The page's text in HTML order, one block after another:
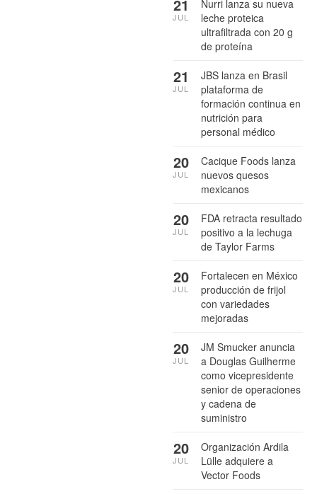
Nurri lanza su nueva
leche proteica
ultrafiltrada con 20 g
de proteína
21
JUL
JBS lanza en Brasil
plataforma de
formación continua en
nutrición para
personal médico
21
JUL
Cacique Foods lanza
nuevos quesos
mexicanos
20
JUL
FDA retracta resultado
positivo a la lechuga
de Taylor Farms
20
JUL
Fortalecen en México
producción de frijol
con variedades
mejoradas
20
JUL
JM Smucker anuncia
a Douglas Guilherme
como vicepresidente
senior de operaciones
y cadena de
suministro
20
JUL
Organización Ardila
Lülle adquiere a
Vector Foods
20
JUL